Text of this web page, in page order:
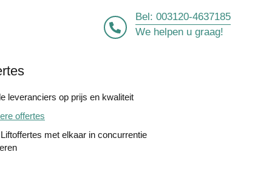
Bel: 003120-4637185
We helpen u graag!
leveranciers op prijs en kwaliteit
offertes
met elkaar in concurrentie